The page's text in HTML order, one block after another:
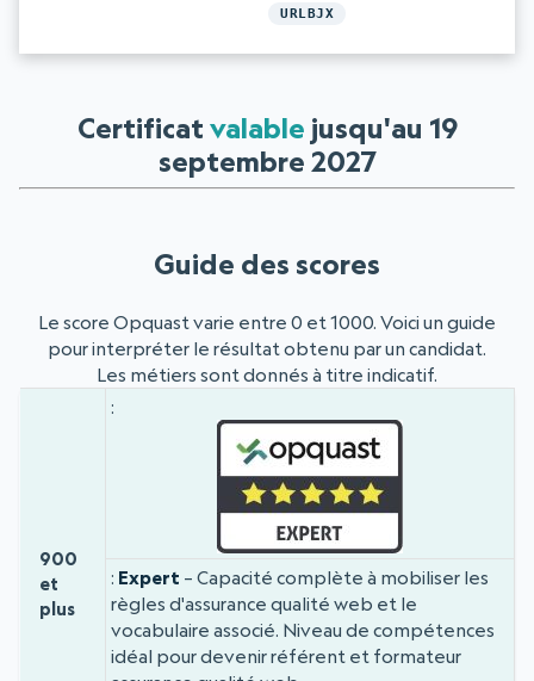
URLBJX
Certificat valable jusqu'au 19
septembre 2027
Guide des scores
Le score Opquast varie entre 0 et 1000. Voici un guide
pour interpréter le résultat obtenu par un candidat.
Les métiers sont donnés à titre indicatif.
Niveau
900
et
plus
Expert – Capacité complète à mobiliser les
règles d'assurance qualité web et le
vocabulaire associé. Niveau de compétences
idéal pour devenir référent et formateur